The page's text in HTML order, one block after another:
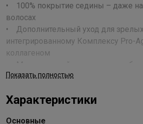
• 100% покрытие седины – даже на
волосах
• Дополнительный уход для
интегрированному Комплексу Pro-
коллагеном
Low Odour
Применение
Показать полностью
Характеристики
Основные